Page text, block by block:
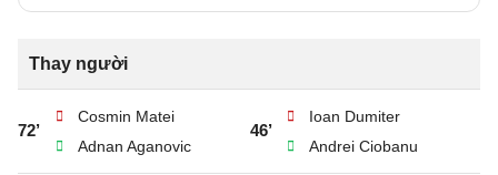
Thay người
72’
Cosmin Matei
Adnan Aganovic
46’
Ioan Dumiter
Andrei Ciobanu